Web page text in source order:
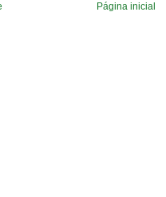
Página inicial